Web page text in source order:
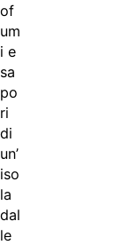
of
um
i e
sa
po
ri
di
un’
iso
la
dal
le